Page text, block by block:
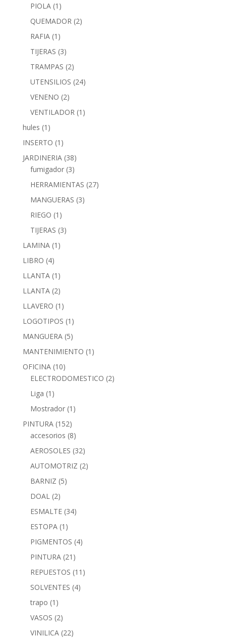
PIOLA (1)
QUEMADOR (2)
RAFIA (1)
TIJERAS (3)
TRAMPAS (2)
UTENSILIOS (24)
VENENO (2)
VENTILADOR (1)
hules (1)
INSERTO (1)
JARDINERIA (38)
fumigador (3)
HERRAMIENTAS (27)
MANGUERAS (3)
RIEGO (1)
TIJERAS (3)
LAMINA (1)
LIBRO (4)
LLANTA (1)
LLANTA (2)
LLAVERO (1)
LOGOTIPOS (1)
MANGUERA (5)
MANTENIMIENTO (1)
OFICINA (10)
ELECTRODOMESTICO (2)
Liga (1)
Mostrador (1)
PINTURA (152)
accesorios (8)
AEROSOLES (32)
AUTOMOTRIZ (2)
BARNIZ (5)
DOAL (2)
ESMALTE (34)
ESTOPA (1)
PIGMENTOS (4)
PINTURA (21)
REPUESTOS (11)
SOLVENTES (4)
trapo (1)
VASOS (2)
VINILICA (22)